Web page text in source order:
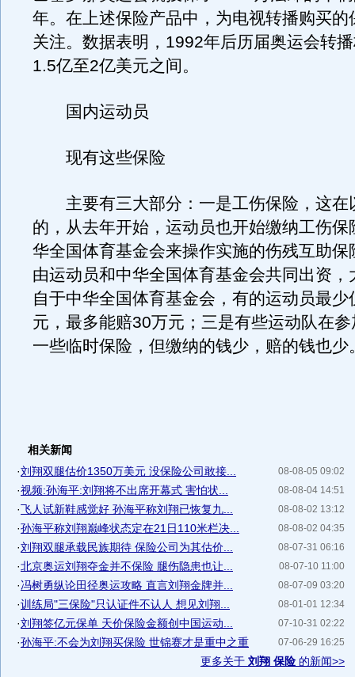
年。在上述保险产品中，为电视转播购买的
关注。数据表明，1992年后历届奥运会转
1.5亿至2亿美元之间。
国内运动员
现有这些保险
主要有三大部分：一是工伤保险，这在
的，从去年开始，运动员也开始缴纳工伤保
华全国体育基金会来操作实施的伤残互助保
由运动员和中华全国体育基金会共同出资，
自于中华全国体育基金会，有的运动员最少
元，最多能赔30万元；三是有些运动队在
一些临时保险，但缴纳的钱少，赔的钱也少
相关新闻
08-08-05 09:02
·刘翔双腿估价1350万美元 没保险公司敢接...
08-08-04 14:51
·视频:孙海平:刘翔将不出席开幕式 害怕状...
08-08-02 13:12
·飞人试新鞋感觉好 孙海平称刘翔已恢复九...
08-08-02 04:35
·孙海平称刘翔巅峰状态定在21日110米栏决...
08-07-31 06:16
·刘翔双腿承载民族期待 保险公司为其估价...
08-07-10 11:00
·北京奥运刘翔夺金并不保险 腿伤隐患也让...
08-07-09 03:20
·冯树勇纵论田径奥运攻略 直言刘翔金牌并...
08-01-01 12:34
·训练局"三保险"只认证件不认人 想见刘翔...
07-10-31 02:22
·刘翔签亿元保单 天价保险金额创中国运动...
07-06-29 16:25
·孙海平:不会为刘翔买保险 世锦赛才是重中之重
更多关于 刘翔 保险的新闻>>